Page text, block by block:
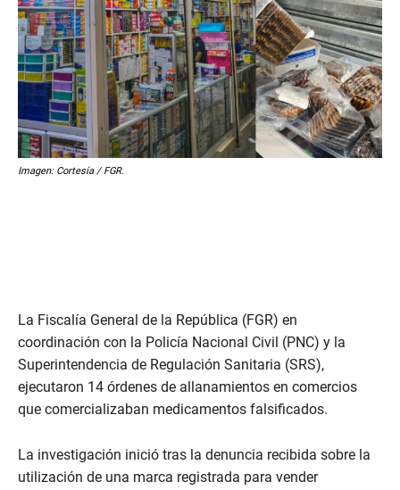
Imagen: Cortesía / FGR.
La Fiscalía General de la República (FGR) en
coordinación con la Policía Nacional Civil (PNC) y la
Superintendencia de Regulación Sanitaria (SRS),
ejecutaron 14 órdenes de allanamientos en comercios
que comercializaban medicamentos falsificados.
La investigación inició tras la denuncia recibida sobre la
utilización de una marca registrada para vender